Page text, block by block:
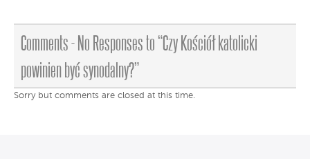
Comments -NoResponsesto “Czy Kościół katolicki
powinien być synodalny?”
Sorry but comments are closed at this time.